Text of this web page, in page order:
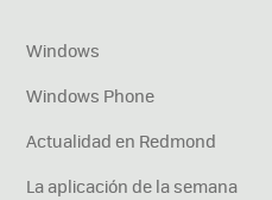
Windows
Windows Phone
Actualidad en Redmond
La aplicación de la semana